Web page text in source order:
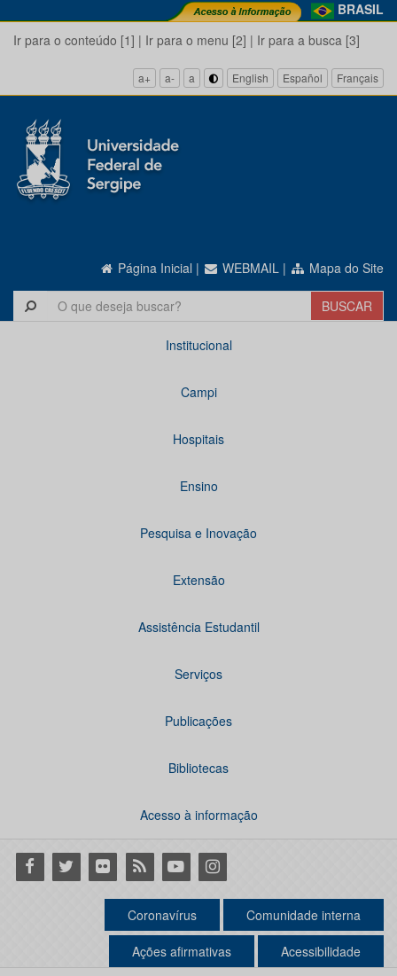
BRASIL
Ir para o conteúdo [1] | Ir para o menu [2] | Ir para a busca [3]
a+ a- a English Español Français
Página Inicial | WEBMAIL | Mapa do Site
Institucional
Campi
Hospitais
Ensino
Pesquisa e Inovação
Extensão
Assistência Estudantil
Serviços
Publicações
Bibliotecas
Acesso à informação
Facebook
Twitter Flickr RSS YoutubeInstagram
Coronavírus Comunidade interna
Ações afirmativas Acessibilidade